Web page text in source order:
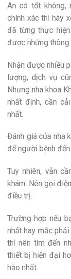
An có tốt không,
chính xác thì hãy
đã từng thực
được những thông
Nhận được nhiều
lượng, dịch vụ
Nhưng nha khoa
nhất định, cần
nhất.
Đánh giá của nha
để người bệnh
Tuy nhiên, vẫn
khám. Nên gọi
điều trị.
Trường hợp nếu
nhất hay mắc
thì nên tìm đến
thiết bị hiện đại
hảo nhất.